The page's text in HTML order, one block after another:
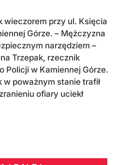
wieczorem przy ul. Księcia
Górze. – Mężczyzna
narzędziem –
Trzepak, rzecznik
Policji w Kamiennej Górze.
poważnym stanie trafił
ofiary uciekł